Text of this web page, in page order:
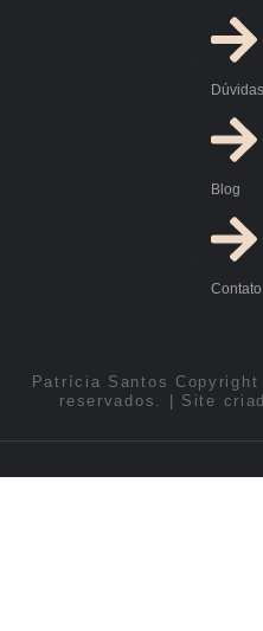
Dúvidas
Blog
Contato
Patrícia Santos
reservados. | Site